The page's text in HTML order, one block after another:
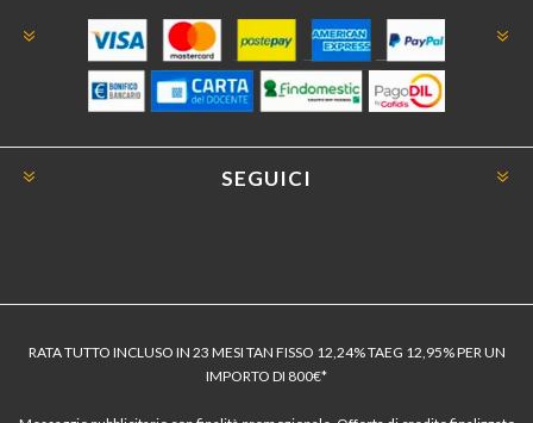
SEGUICI
RATA TUTTO INCLUSO IN 23 MESI TAN FISSO 12,24% TAEG 12,95% PER UN
IMPORTO DI 800€*